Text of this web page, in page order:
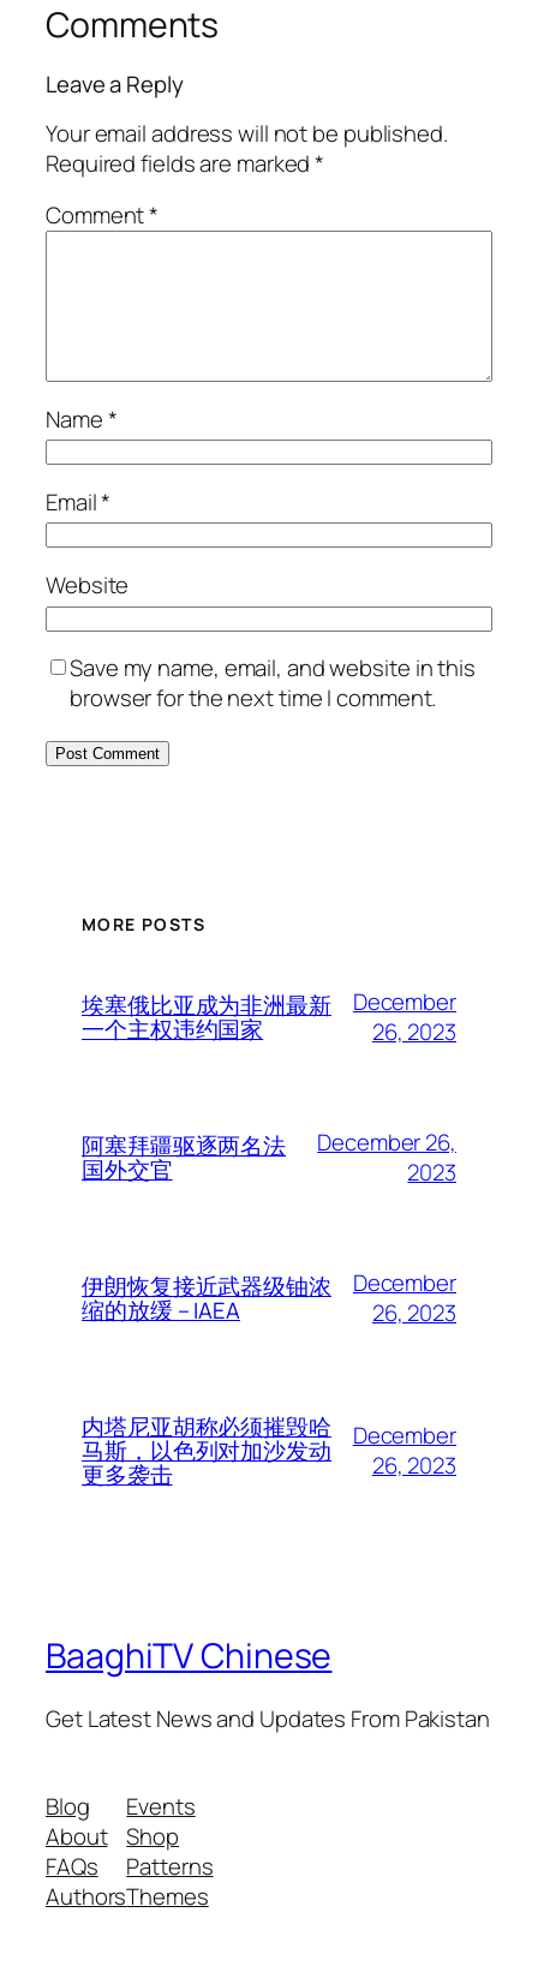
Comments
Leave a Reply
Your email address will not be published.
Required fields are marked*
Comment*
Name*
Email*
Website
Save my name, email, and website in this
browser for the next time I comment.
MORE POSTS
埃塞俄比亚成为非洲最新
一个主权违约国家
December
26, 2023
阿塞拜疆驱逐两名法
国外交官
December 26,
2023
伊朗恢复接近武器级铀浓
缩的放缓 – IAEA
December
26, 2023
内塔尼亚胡称必须摧毁哈
马斯，以色列对加沙发动
更多袭击
December
26, 2023
BaaghiTV Chinese
Get Latest News and Updates From Pakistan
Blog
About
FAQs
Authors
Events
Shop
Patterns
Themes